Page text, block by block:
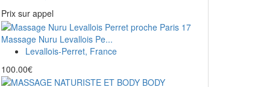
Prix ​​sur appel
Massage Nuru Levallois Pe...
Levallois-Perret, France
100.00€